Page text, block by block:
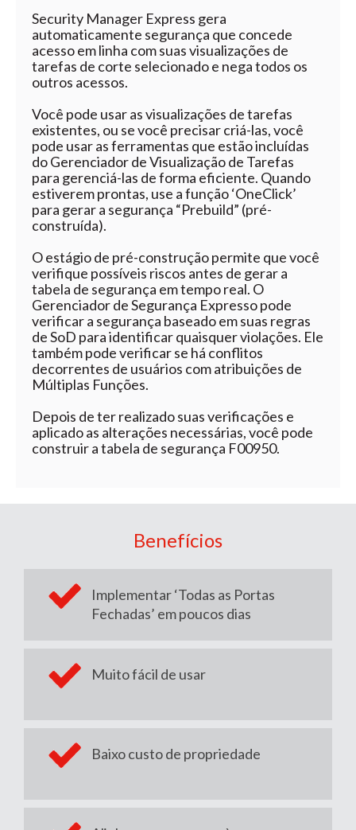
Security Manager Express gera
automaticamente segurança que concede
acesso em linha com suas visualizações de
tarefas de corte selecionado e nega todos os
outros acessos.
Você pode usar as visualizações de tarefas
existentes, ou se você precisar criá-las, você
pode usar as ferramentas que estão incluídas
do Gerenciador de Visualização de Tarefas
para gerenciá-las de forma eficiente. Quando
estiverem prontas, use a função ‘OneClick’
para gerar a segurança “Prebuild” (pré-
construída).
O estágio de pré-construção permite que você
verifique possíveis riscos antes de gerar a
tabela de segurança em tempo real. O
Gerenciador de Segurança Expresso pode
verificar a segurança baseado em suas regras
de SoD para identificar quaisquer violações. Ele
também pode verificar se há conflitos
decorrentes de usuários com atribuições de
Múltiplas Funções.
Depois de ter realizado suas verificações e
aplicado as alterações necessárias, você pode
construir a tabela de segurança F00950.
Benefícios
Implementar ‘Todas as Portas
Fechadas’ em poucos dias
Muito fácil de usar
Baixo custo de propriedade